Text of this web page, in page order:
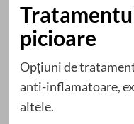
picioare
Opțiuni de
anti-inflamatoare,
altele.